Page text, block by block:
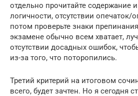
отдельно прочитайте содержание
логичности, отсутствии опечаток/
потом проверьте знаки
экзамене обычно всем хватает,
отсутствии досадных ошибок,
из-за того, что поторопились.
Третий критерий на итоговом
всего, будет зачтен. Но я сегодня